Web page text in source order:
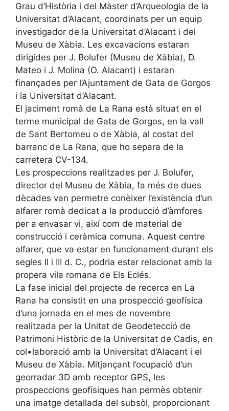
Grau d’Història i del Màster d’Arqueologia de la
Universitat d’Alacant, coordinats per un equip
investigador de la Universitat d’Alacant i del
Museu de Xàbia. Les excavacions estaran
dirigides per J. Bolufer (Museu de Xàbia), D.
Mateo i J. Molina (O. Alacant) i estaran
finançades per l’Ajuntament de Gata de Gorgos
i la Universitat d’Alacant.
El jaciment romà de La Rana està situat en el
terme municipal de Gata de Gorgos, en la vall
de Sant Bertomeu o de Xàbia, al costat del
barranc de La Rana, que ho separa de la
carretera CV-134.
Les prospeccions realitzades per J. Bolufer,
director del Museu de Xàbia, fa més de dues
dècades van permetre conèixer l’existència d’un
alfarer romà dedicat a la producció d’àmfores
per a envasar vi, així com de material de
construcció i ceràmica comuna. Aquest centre
alfarer, que va estar en funcionament durant els
segles II i III d. C., podria estar relacionat amb la
propera vila romana de Els Eclés.
La fase inicial del projecte de recerca en La
Rana ha consistit en una prospecció geofísica
d’una jornada en el mes de novembre
realitzada per la Unitat de Geodetecció de
Patrimoni Històric de la Universitat de Cadis, en
col•laboració amb la Universitat d’Alacant i el
Museu de Xàbia. Mitjançant l’ocupació d’un
georradar 3D amb receptor GPS, les
prospeccions geofísiques han permès obtenir
una imatge detallada del subsòl, proporcionant